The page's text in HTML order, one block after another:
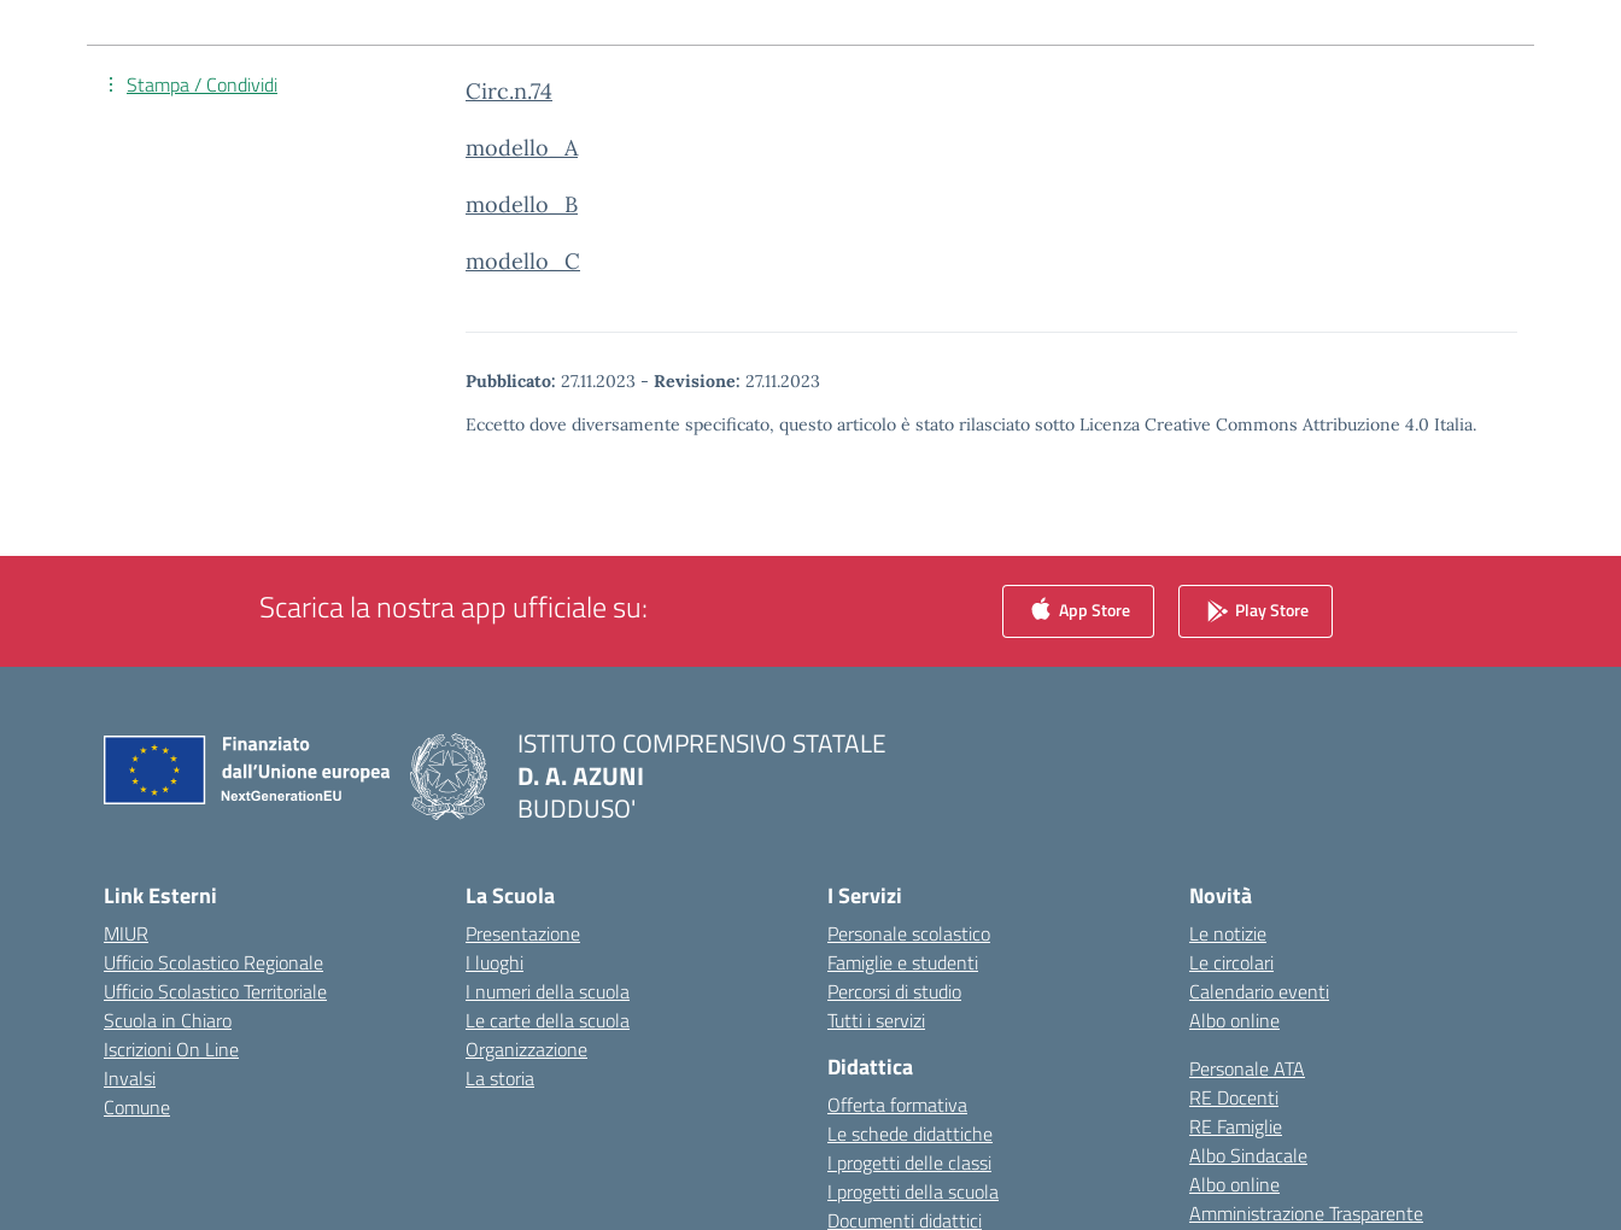
Circ.n.74
modello_A
modello_B
modello_C
Pubblicato: 27.11.2023 - Revisione: 27.11.2023
Eccetto dove diversamente specificato, questo articolo è stato rilasciato sotto Licenza Creative Commons Attribuzione 4.0 Italia.
Stampa / Condividi
Scarica la nostra app ufficiale su: App Store Play Store
ISTITUTO COMPRENSIVO STATALE
D. A. AZUNI
BUDDUSO'
Link Esterni
MIUR
Ufficio Scolastico Regionale
Ufficio Scolastico Territoriale
Scuola in Chiaro
Iscrizioni On Line
Invalsi
Comune
La Scuola
Presentazione
I luoghi
I numeri della scuola
Le carte della scuola
Organizzazione
La storia
I Servizi
Personale scolastico
Famiglie e studenti
Percorsi di studio
Tutti i servizi
Didattica
Offerta formativa
Le schede didattiche
I progetti delle classi
I progetti della scuola
Documenti didattici
Novità
Le notizie
Le circolari
Calendario eventi
Albo online
Personale ATA
RE Docenti
RE Famiglie
Albo Sindacale
Albo online
Amministrazione Trasparente